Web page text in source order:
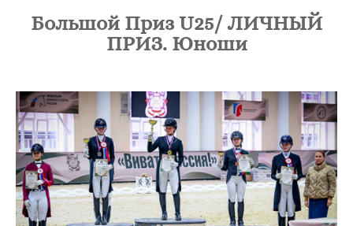
Большой Приз U25/ ЛИЧНЫЙ
ПРИЗ. Юноши